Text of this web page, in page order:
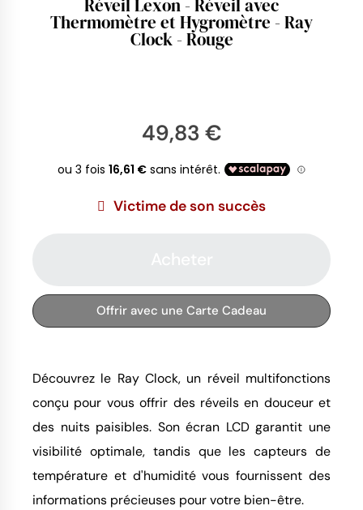
Réveil Lexon - Réveil avec
Thermomètre et Hygromètre - Ray
Clock - Rouge
49,83 €
Victime de son succès
Offrir avec une Carte Cadeau
Découvrez le Ray Clock, un réveil multifonctions
conçu pour vous offrir des réveils en douceur et
des nuits paisibles. Son écran LCD garantit une
visibilité optimale, tandis que les capteurs de
température et d'humidité vous fournissent des
informations précieuses pour votre bien-être.